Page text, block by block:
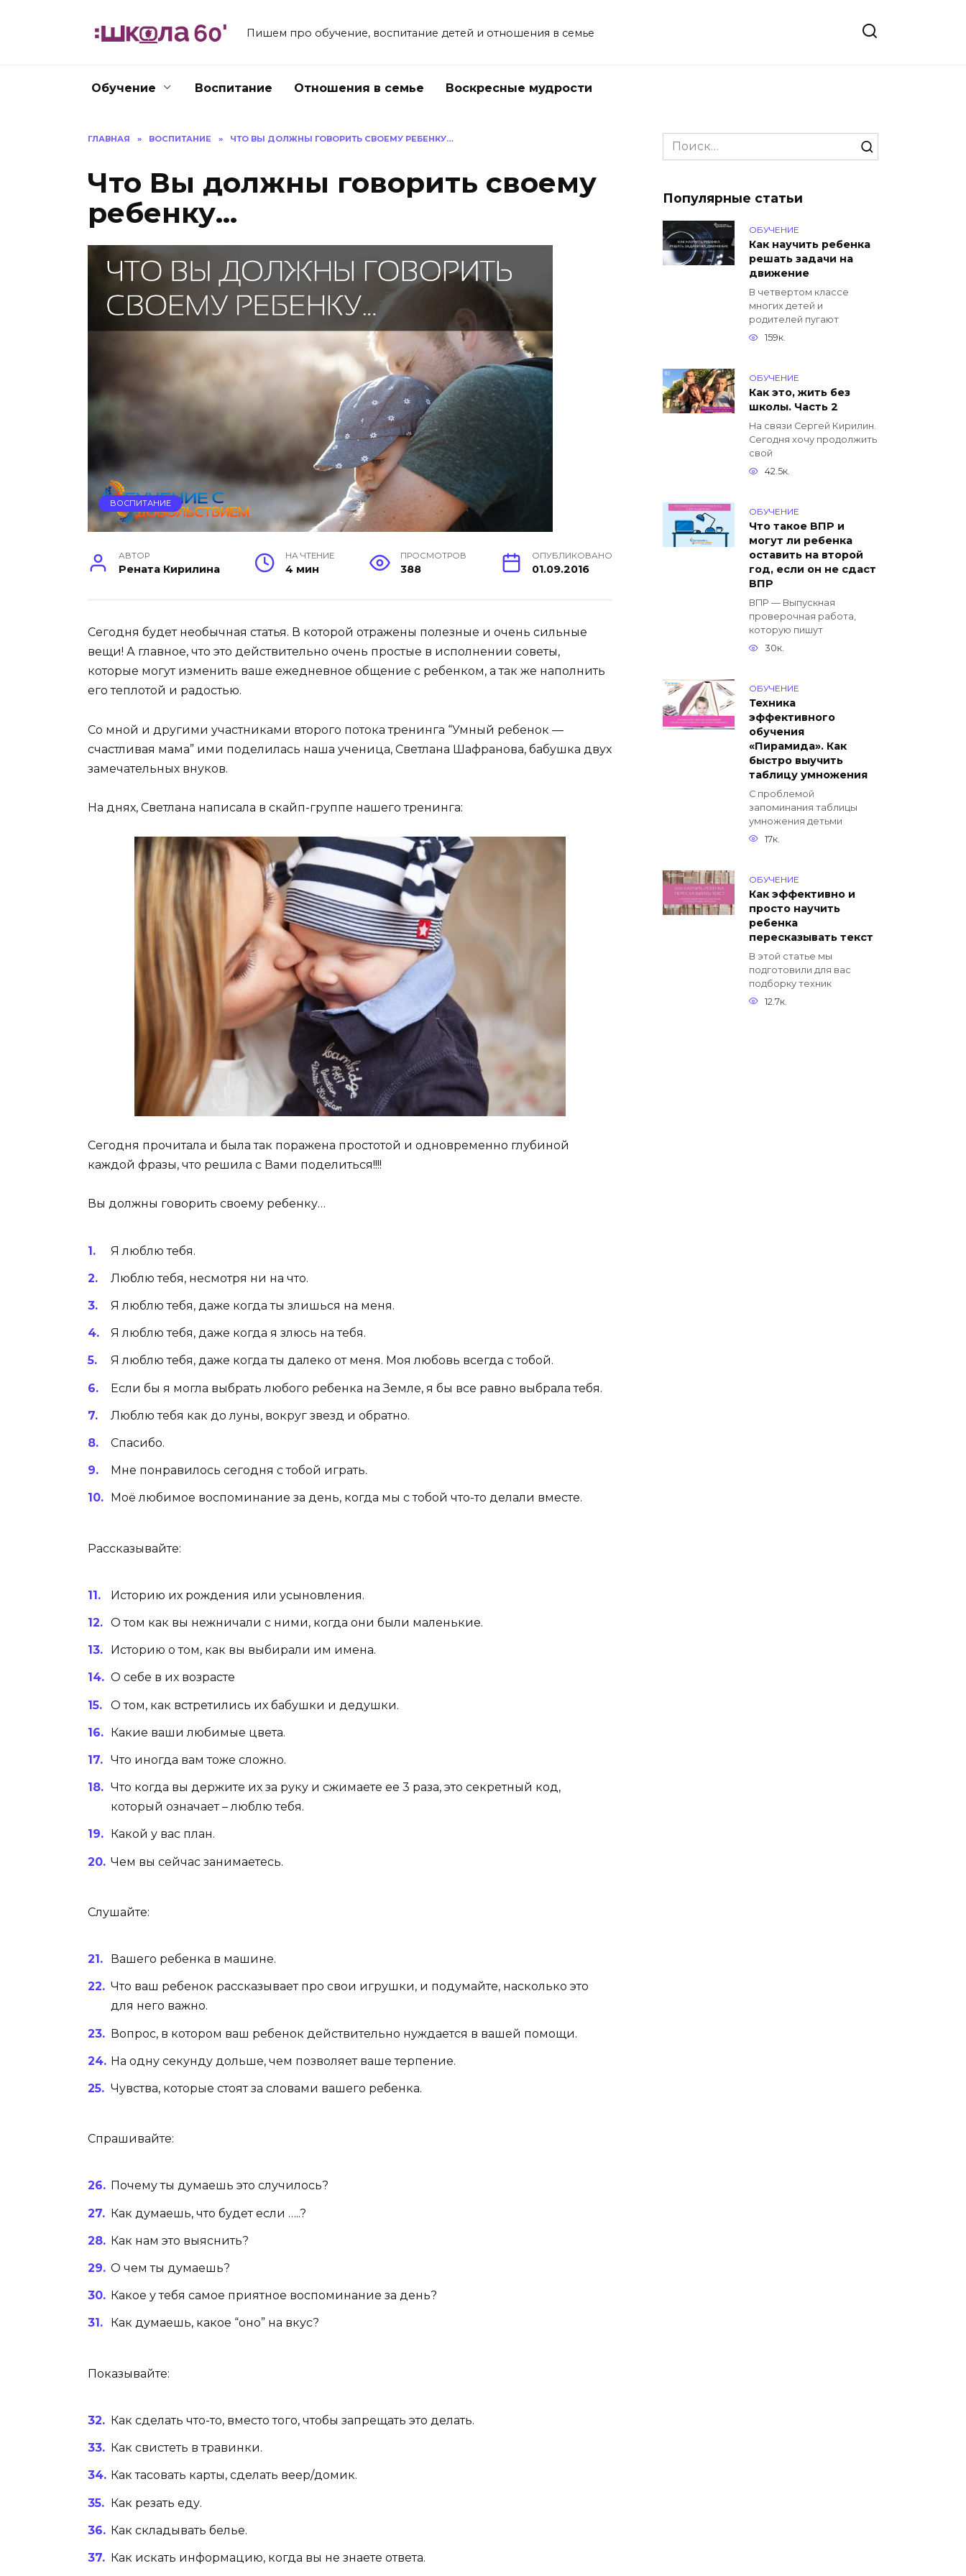
Пишем про обучение, воспитание детей и отношения в семье
Обучение Воспитание Отношения в семье Воскресные мудрости
ГЛАВНАЯ » ВОСПИТАНИЕ » ЧТО ВЫ ДОЛЖНЫ ГОВОРИТЬ СВОЕМУ РЕБЕНКУ…
Что Вы должны говорить своему
ребенку…
ВОСПИТАНИЕ
АВТОР
Рената Кирилина
НА ЧТЕНИЕ
4 мин
ПРОСМОТРОВ
388
ОПУБЛИКОВАНО
01.09.2016
Сегодня будет необычная статья. В которой отражены полезные и очень сильные
вещи! А главное, что это действительно очень простые в исполнении советы,
которые могут изменить ваше ежедневное общение с ребенком, а так же наполнить
его теплотой и радостью.
Со мной и другими участниками второго потока тренинга “Умный ребенок —
счастливая мама” ими поделилась наша ученица, Светлана Шафранова, бабушка двух
замечательных внуков.
На днях, Светлана написала в скайп-группе нашего тренинга:
Сегодня прочитала и была так поражена простотой и одновременно глубиной
каждой фразы, что решила с Вами поделиться!!!!
Вы должны говорить своему ребенку…
Я люблю тебя.
Люблю тебя, несмотря ни на что.
Я люблю тебя, даже когда ты злишься на меня.
Я люблю тебя, даже когда я злюсь на тебя.
Я люблю тебя, даже когда ты далеко от меня. Моя любовь всегда с тобой.
Если бы я могла выбрать любого ребенка на Земле, я бы все равно выбрала тебя.
Люблю тебя как до луны, вокруг звезд и обратно.
Спасибо.
Мне понравилось сегодня с тобой играть.
Моё любимое воспоминание за день, когда мы с тобой что-то делали вместе.
Рассказывайте:
Историю их рождения или усыновления.
О том как вы нежничали с ними, когда они были маленькие.
Историю о том, как вы выбирали им имена.
О себе в их возрасте
О том, как встретились их бабушки и дедушки.
Какие ваши любимые цвета.
Что иногда вам тоже сложно.
Что когда вы держите их за руку и сжимаете ее 3 раза, это секретный код,
который означает – люблю тебя.
Какой у вас план.
Чем вы сейчас занимаетесь.
Слушайте:
Вашего ребенка в машине.
Что ваш ребенок рассказывает про свои игрушки, и подумайте, насколько это
для него важно.
Вопрос, в котором ваш ребенок действительно нуждается в вашей помощи.
На одну секунду дольше, чем позволяет ваше терпение.
Чувства, которые стоят за словами вашего ребенка.
Спрашивайте:
Почему ты думаешь это случилось?
Как думаешь, что будет если …..?
Как нам это выяснить?
О чем ты думаешь?
Какое у тебя самое приятное воспоминание за день?
Как думаешь, какое “оно” на вкус?
Показывайте:
Как сделать что-то, вместо того, чтобы запрещать это делать.
Как свистеть в травинки.
Как тасовать карты, сделать веер/домик.
Как резать еду.
Как складывать белье.
Как искать информацию, когда вы не знаете ответа.
Search
for:
Популярные статьи
ОБУЧЕНИЕ
Как научить ребенка
решать задачи на
движение
В четвертом классе
многих детей и
родителей пугают
159к.
ОБУЧЕНИЕ
Как это, жить без
школы. Часть 2
На связи Сергей Кирилин.
Сегодня хочу продолжить
свой
42.5к.
ОБУЧЕНИЕ
Что такое ВПР и
могут ли ребенка
оставить на второй
год, если он не сдаст
ВПР
ВПР — Выпускная
проверочная работа,
которую пишут
30к.
ОБУЧЕНИЕ
Техника
эффективного
обучения
«Пирамида». Как
быстро выучить
таблицу умножения
С проблемой
запоминания таблицы
умножения детьми
17к.
ОБУЧЕНИЕ
Как эффективно и
просто научить
ребенка
пересказывать текст
В этой статье мы
подготовили для вас
подборку техник
12.7к.